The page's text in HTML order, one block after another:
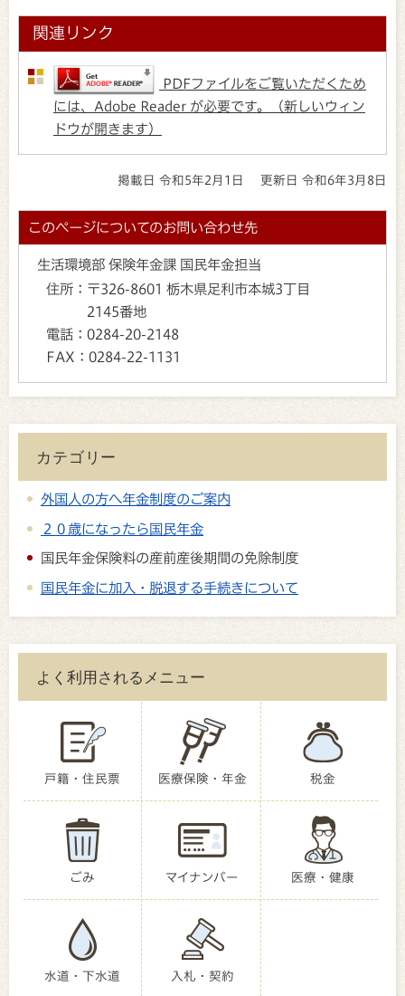
関連リンク
PDFファイルをご覧いただくため
には、Adobe Reader が必要です。（新しいウィン
ドウが開きます）
掲載日 令和5年2月1日 更新日 令和6年3月8日
このページについてのお問い合わせ先
生活環境部 保険年金課 国民年金担当
住所： 〒326-8601 栃木県足利市本城3丁目
2145番地
電話： 0284-20-2148
FAX： 0284-22-1131
カテゴリー
外国人の方へ年金制度のご案内
２０歳になったら国民年金
国民年金保険料の産前産後期間の免除制度
国民年金に加入・脱退する手続きについて
よく利用されるメニュー
戸籍・住民票 医療保険・年金 税金
ごみ マイナンバー 医療・健康
水道・下水道 入札・契約